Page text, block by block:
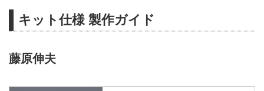
キット仕様 製作ガイド
藤原伸夫